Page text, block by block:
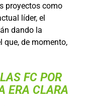
proyectos como
líder, el
dando la
que, de momento,
FC POR
ERA CLARA